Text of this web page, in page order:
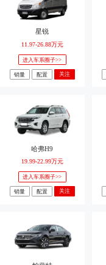
星锐
11.97-26.88万元
进入车系圈子>>
销量 配置 关注
哈弗H9
19.99-22.99万元
进入车系圈子>>
销量 配置 关注